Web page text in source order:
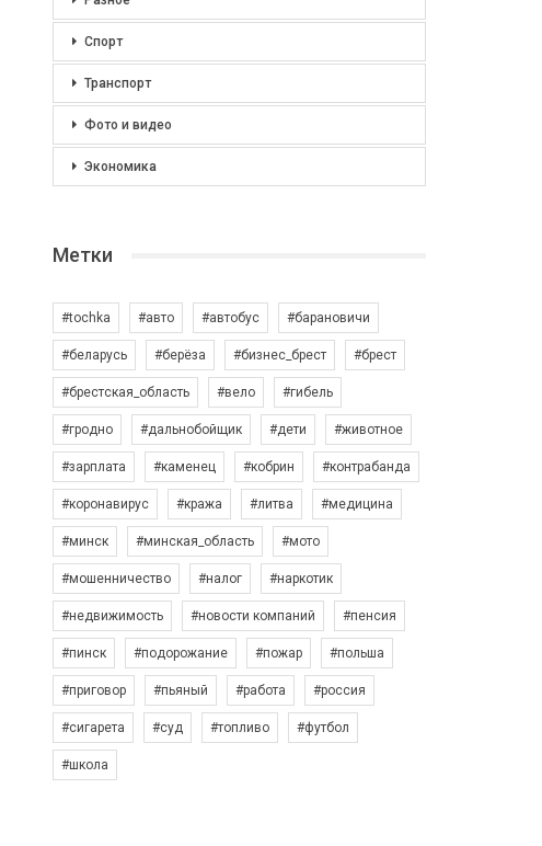
Спорт
Транспорт
Фото и видео
Экономика
Метки
#tochka #авто #автобус #барановичи
#беларусь #берёза #бизнес_брест #брест
#брестская_область #вело #гибель
#гродно #дальнобойщик #дети #животное
#зарплата #каменец #кобрин #контрабанда
#коронавирус #кража #литва #медицина
#минск #минская_область #мото
#мошенничество #налог #наркотик
#недвижимость #новости компаний #пенсия
#пинск #подорожание #пожар #польша
#приговор #пьяный #работа #россия
#сигарета #суд #топливо #футбол
#школа